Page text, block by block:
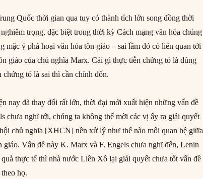
Quốc thời gian qua tuy có thành tích lớn song đồng thời
trọng, đặc biệt trong thời kỳ Cách mạng văn hóa chúng
mặc ý phá hoại văn hóa tôn giáo – sai lầm đó có liên quan tới
giáo của chủ nghĩa Marx. Cái gì thực tiễn chứng tỏ là đúng
tỏ là sai thì cần chỉnh đốn.
nay đã thay đổi rất lớn, thời đại mới xuất hiện những vấn đề
chưa nghĩ tới, chúng ta không thể mời các vị ấy ra giải quyết
chủ nghĩa [XHCN] nên xử lý như thế nào mối quan hệ giữa
Vấn đề này K. Marx và F. Engels chưa nghĩ đến, Lenin
thực tế thì nhà nước Liên Xô lại giải quyết chưa tốt vấn đề
họ.